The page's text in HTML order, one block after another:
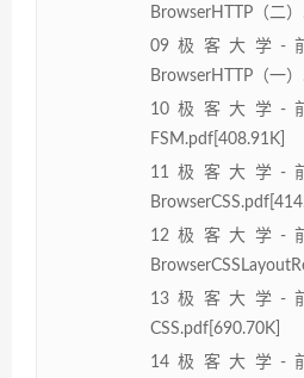
BrowserHTTP（二
09极客大学-
BrowserHTTP（一
10极客大学-
FSM.pdf[408.91K]
11极客大学-
12极客大学-
13极客大学-
CSS.pdf[690.70K]
14极客大学-